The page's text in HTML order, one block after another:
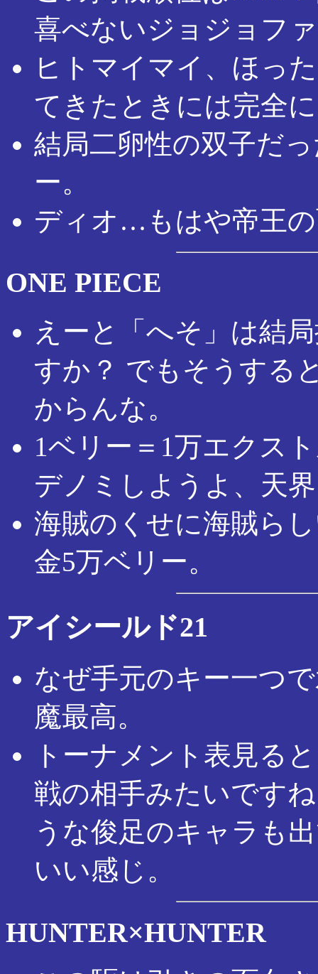
喜べないジョジョフ
ヒトマイマイ、ほっ
てきたときには完全
結局二卵性の双子だ
ー。
ディオ…もはや帝王
ONE PIECE
えーと「へそ」は結
すか？ でもそうする
からんな。
1ベリー＝1万エクス
デノミしようよ、天
海賊のくせに海賊ら
金5万ベリー。
アイシールド21
なぜ手元のキー一つ
魔最高。
トーナメント表見る
戦の相手みたいです
うな俊足のキャラも
いい感じ。
HUNTER×HUNTER